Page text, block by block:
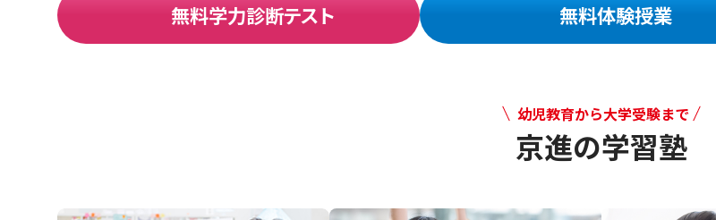
無料学力診断テスト 無料体験授業
幼児教育から大学受験まで
京進の学習塾